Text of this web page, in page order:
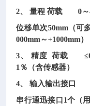
2、 量程 荷载 0～
位移单次50mm（可
000mm～+1000mm）
3、 精度 荷载
1％（含传感器）
4、 输入输出接口
串行通迅接口 1个（